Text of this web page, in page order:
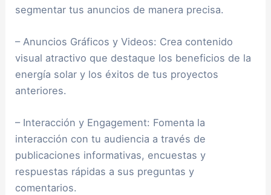
segmentar tus anuncios de manera precisa.
– Anuncios Gráficos y Videos: Crea contenido
visual atractivo que destaque los beneficios de la
energía solar y los éxitos de tus proyectos
anteriores.
– Interacción y Engagement: Fomenta la
interacción con tu audiencia a través de
publicaciones informativas, encuestas y
respuestas rápidas a sus preguntas y
comentarios.